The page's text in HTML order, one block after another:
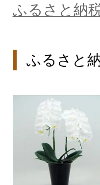
ふるさと納
ふるさと